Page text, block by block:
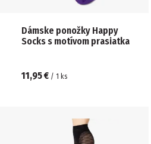
Dámske ponožky Happy
Socks s motívom prasiatka
11,95 € / 1 ks